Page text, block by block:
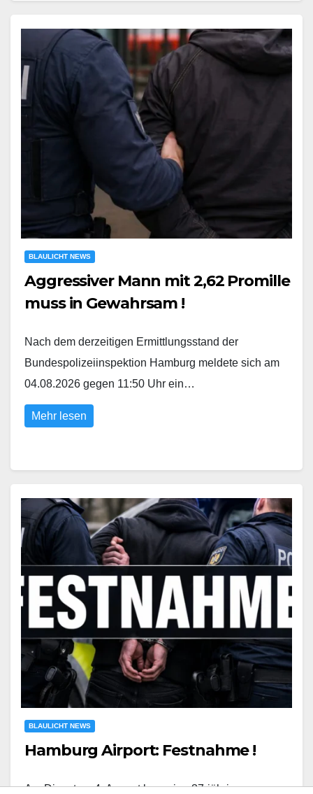
BLAULICHT NEWS
Aggressiver Mann mit 2,62 Promille
muss in Gewahrsam !
Nach dem derzeitigen Ermittlungsstand der
Bundespolizeiinspektion Hamburg meldete sich am
04.08.2026 gegen 11:50 Uhr ein…
Mehr lesen
BLAULICHT NEWS
Hamburg Airport: Festnahme !
Am Dienstag, 4. August kam eine 37-jährige